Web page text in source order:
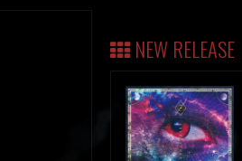
NEW RELEASE